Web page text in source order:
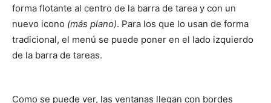
forma flotante al centro de la barra de tarea y con un
nuevo icono (más plano). Para los que lo usan de forma
tradicional, el menú se puede poner en el lado izquierdo
de la barra de tareas.
Como se puede ver, las ventanas llegan con bordes